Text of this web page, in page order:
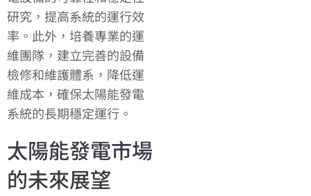
研究，提高系統的運行效
率。此外，培養專業的運
維團隊，建立完善的設備
檢修和維護體系，降低運
維成本，確保太陽能發電
系統的長期穩定運行。
太陽能發電市場
的未來展望